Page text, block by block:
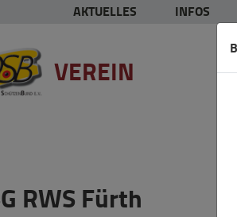
AKTUELLES INFOS
VEREIN
RWS Fürth